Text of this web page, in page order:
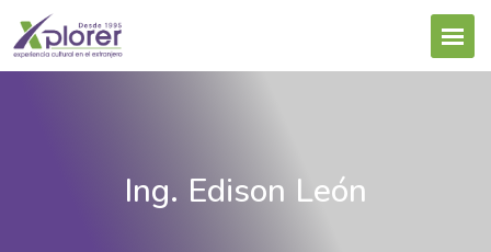
Ing. Edison León